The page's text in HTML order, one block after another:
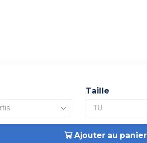
Taille
Ajouter au panier